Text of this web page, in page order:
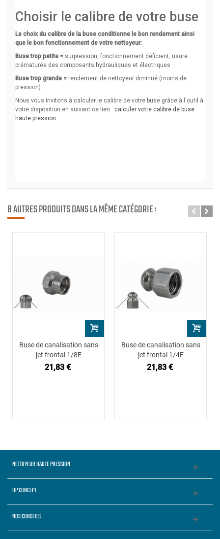
8 AUTRES PRODUITS DANS LA MÊME CATÉGORIE :
Buse de canalisation sans
jet frontal 1/8F
21,83 €
Buse de canalisation sans
jet frontal 1/4F
21,83 €
NETTOYEUR HAUTE PRESSION
HP CONCEPT
NOS CONSEILS